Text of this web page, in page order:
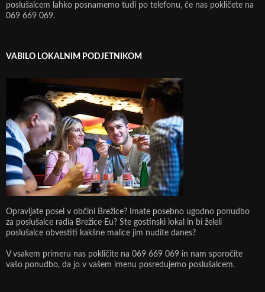
poslušalcem lahko posnamemo tudi po telefonu, če nas pokličete na
069 669 069.
VABILO LOKALNIM PODJETNIKOM
Opravljate posel v občini Brežice? Imate posebno ugodno ponudbo
za poslušalce radia Brežice Eu? Ste gostinski lokal in bi želeli
poslušalce obvestiti kakšne malice jim nudite danes?
V vsakem primeru nas pokličite na 069 669 069 in nam sporočite
vašo ponudbo, da jo v vašem imenu posredujemo poslušalcem.